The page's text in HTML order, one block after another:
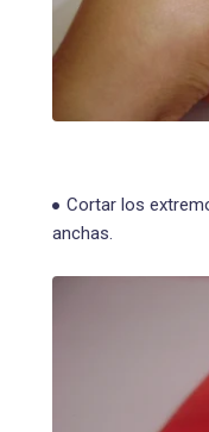
Cortar los
anchas.